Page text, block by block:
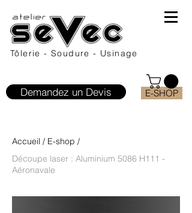
Tôlerie - Soudure - Usinage
E-SHOP
Demandez un Devis
Accueil / E-shop /
Découpe laser : Aluminium 5086 H111 -
Aéronavale